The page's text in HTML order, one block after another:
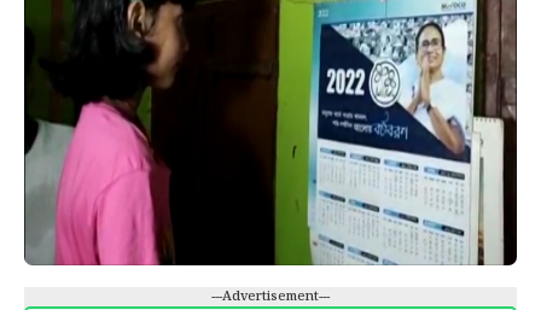
---Advertisement---